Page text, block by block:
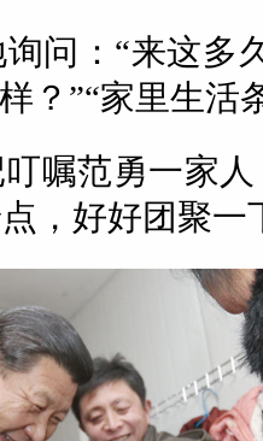
：“来这多
？”“家里生活
范勇一家人
，好好团聚一